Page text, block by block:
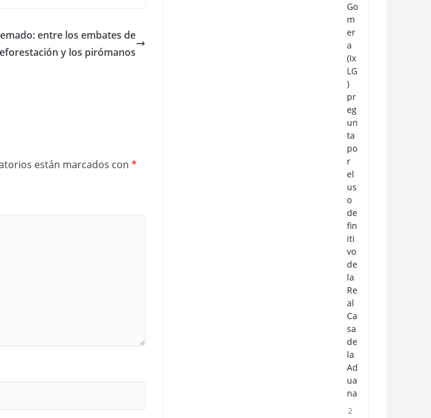
entre los embates de
y los pirómanos
están marcados con *
Go
m
er
a
(Ix
LG
)
pr
eg
un
ta
po
r
el
us
o
de
fin
iti
vo
de
la
Re
al
Ca
sa
de
la
Ad
ua
na
2